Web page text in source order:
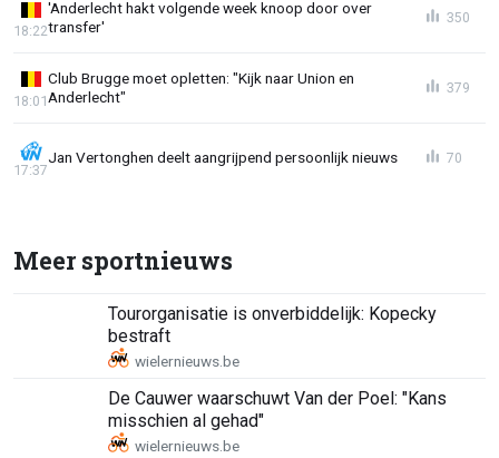
'Anderlecht hakt volgende week knoop door over
transfer'
18:22
350
Club Brugge moet opletten: "Kijk naar Union en
Anderlecht"
18:01
379
Jan Vertonghen deelt aangrijpend persoonlijk nieuws
17:37
70
Meer sportnieuws
Tourorganisatie is onverbiddelijk: Kopecky
bestraft
De Cauwer waarschuwt Van der Poel: "Kans
misschien al gehad"